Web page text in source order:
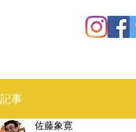
記事
佐藤象寛